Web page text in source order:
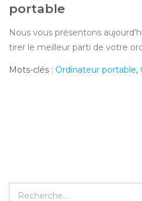
portable
Nous vous présentons
tirer le meilleur parti de votre
Mots-clés : Ordinateur portable,